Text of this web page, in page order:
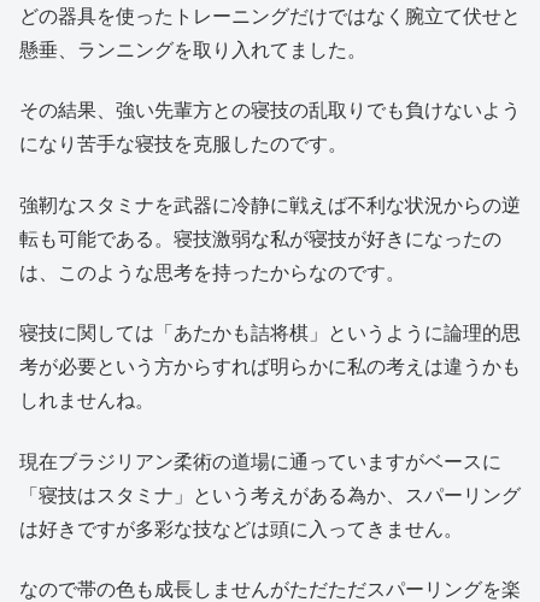
どの器具を使ったトレーニングだけではなく腕立て伏せと
懸垂、ランニングを取り入れてました。
その結果、強い先輩方との寝技の乱取りでも負けないよう
になり苦手な寝技を克服したのです。
強靭なスタミナを武器に冷静に戦えば不利な状況からの逆
転も可能である。寝技激弱な私が寝技が好きになったの
は、このような思考を持ったからなのです。
寝技に関しては「あたかも詰将棋」というように論理的思
考が必要という方からすれば明らかに私の考えは違うかも
しれませんね。
現在ブラジリアン柔術の道場に通っていますがベースに
「寝技はスタミナ」という考えがある為か、スパーリング
は好きですが多彩な技などは頭に入ってきません。
なので帯の色も成長しませんがただただスパーリングを楽